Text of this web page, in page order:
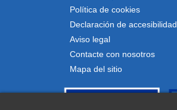
Política de cookies
Declaración de accesibilidad
Aviso legal
Contacte con nosotros
Mapa del sitio